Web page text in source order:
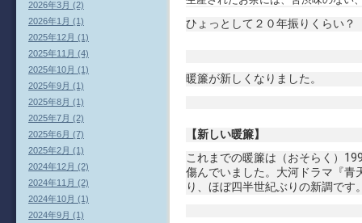
ひょっとして２０年振りくらい？
暖簾が新しくなりました。
【新しい暖簾】
これまでの暖簾は（おそらく）
傷んでいました。大河ドラマ『青
り、ほぼ四半世紀ぶりの新調です
2026年3月 (2)
2026年1月 (1)
2025年12月 (1)
2025年11月 (4)
2025年10月 (1)
2025年9月 (1)
2025年8月 (1)
2025年7月 (2)
2025年6月 (7)
2025年2月 (1)
2024年12月 (2)
2024年11月 (2)
2024年10月 (1)
2024年9月 (1)